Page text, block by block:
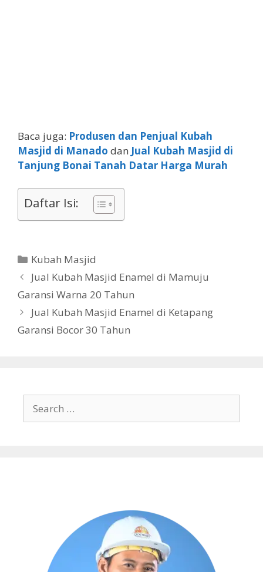
Baca juga: Produsen dan Penjual Kubah
Masjid di Manado dan Jual Kubah Masjid di
Tanjung Bonai Tanah Datar Harga Murah
Daftar Isi:
Kubah Masjid
Jual Kubah Masjid Enamel di Mamuju
Garansi Warna 20 Tahun
Jual Kubah Masjid Enamel di Ketapang
Garansi Bocor 30 Tahun